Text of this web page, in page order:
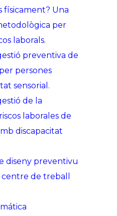
físicament? Una
per
laborals.
preventiva de
persones
sensorial .
de la
laborales de
discapacitat
diseny preventivu
de treball